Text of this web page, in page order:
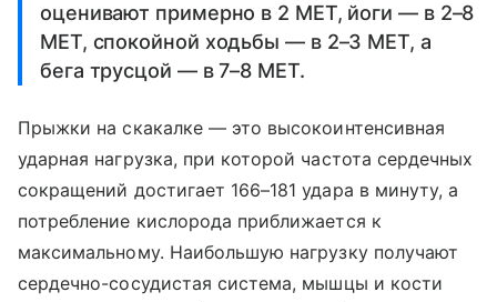
оценивают примерно в 2 MET, йоги ― в 2–8
MET, спокойной ходьбы ― в 2–3 МЕТ, а
бега трусцой — в 7–8 МЕТ.
Прыжки на скакалке — это высокоинтенсивная
ударная нагрузка, при которой частота сердечных
сокращений достигает 166–181 удара в минуту, а
потребление кислорода приближается к
максимальному. Наибольшую нагрузку получают
сердечно-сосудистая система, мышцы и кости